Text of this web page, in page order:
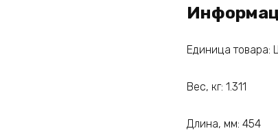
Единица товара:
Вес, кг: 1.311
Длина, мм: 454